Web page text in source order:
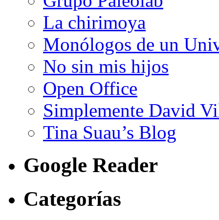
La chirimoya
Monólogos de un
No sin mis hijos
Open Office
Simplemente David
Tina Suau’s Blog
Google Reader
Categorías